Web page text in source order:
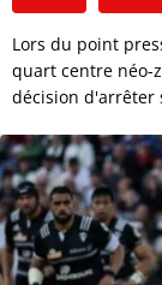
Lors du point
quart centre néo-
décision d'arrêter